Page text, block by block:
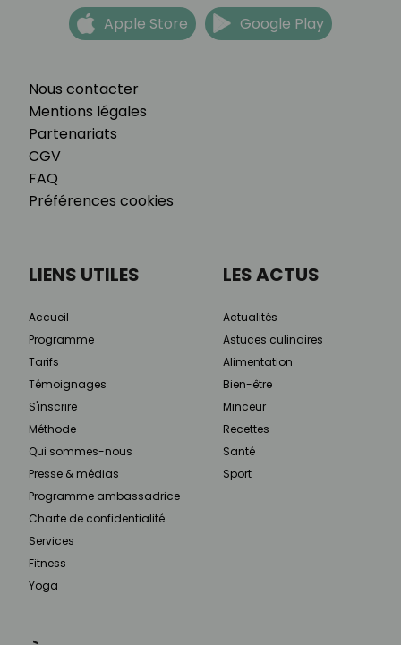
Nous contacter
Mentions légales
Partenariats
CGV
FAQ
Préférences cookies
Apple Store Google Play
LIENS UTILES
Accueil
Programme
Tarifs
Témoignages
S'inscrire
Méthode
Qui sommes-nous
Presse & médias
Programme ambassadrice
Charte de confidentialité
Services
Fitness
Yoga
LES ACTUS
Actualités
Astuces culinaires
Alimentation
Bien-être
Minceur
Recettes
Santé
Sport